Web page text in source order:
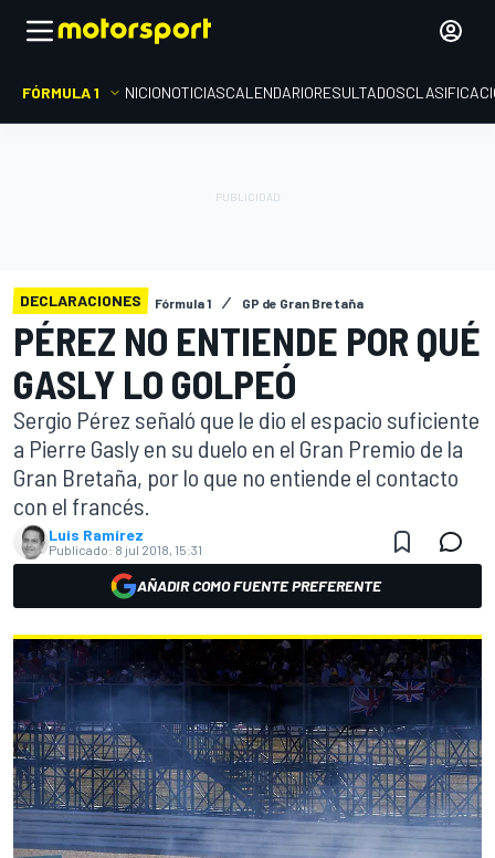
FÓRMULA 1 INICIONOTICIASCALENDARIORESULTADOS
DECLARACIONES Fórmula 1 GP de Gran Bretaña
PÉREZ NO ENTIENDE POR QUÉ
GASLY LO GOLPEÓ
Sergio Pérez señaló que le dio el espacio suficiente
a Pierre Gasly en su duelo en el Gran Premio de la
Gran Bretaña, por lo que no entiende el contacto
con el francés.
Luis Ramírez
Publicado: 8 jul 2018, 15:31
AÑADIR COMO FUENTE PREFERENTE